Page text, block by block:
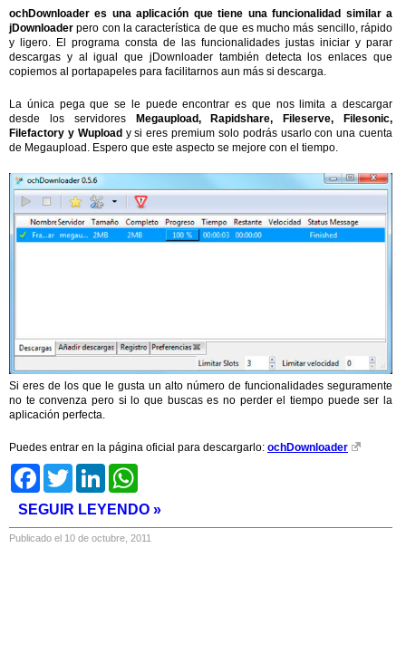
ochDownloader es una aplicación que tiene una funcionalidad similar a
jDownloader pero con la característica de que es mucho más sencillo, rápido
y ligero. El programa consta de las funcionalidades justas iniciar y parar
descargas y al igual que jDownloader también detecta los enlaces que
copiemos al portapapeles para facilitarnos aun más si descarga.
La única pega que se le puede encontrar es que nos limita a descargar
desde los servidores
Megaupload, Rapidshare, Fileserve, Filesonic,
Filefactory y Wupload y si eres premium solo podrás usarlo con una cuenta
de Megaupload. Espero que este aspecto se mejore con el tiempo.
Si eres de los que le gusta un alto número de funcionalidades seguramente
no te convenza pero si lo que buscas es no perder el tiempo puede ser la
aplicación perfecta.
Puedes entrar en la página oficial para descargarlo: ochDownloader
FacebookTwitter LinkedIn
SEGUIR LEYENDO »
Publicado el 10 de octubre, 2011